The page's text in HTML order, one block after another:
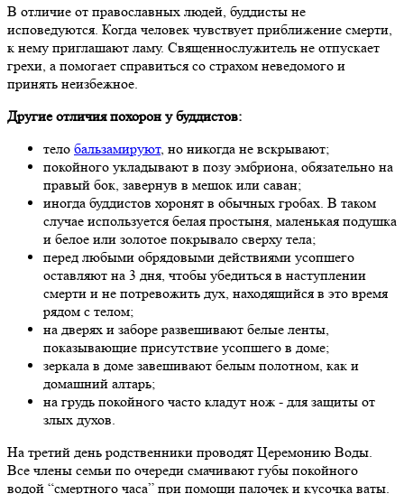
В отличие от православных людей, буддисты не
исповедуются. Когда человек чувствует приближение смерти,
к нему приглашают ламу. Священнослужитель не отпускает
грехи, а помогает справиться со страхом неведомого и
принять неизбежное.
Другие отличия похорон у буддистов:
тело бальзамируют, но никогда не вскрывают;
покойного укладывают в позу эмбриона, обязательно на
правый бок, завернув в мешок или саван;
иногда буддистов хоронят в обычных гробах. В таком
случае используется белая простыня, маленькая подушка
и белое или золотое покрывало сверху тела;
перед любыми обрядовыми действиями усопшего
оставляют на 3 дня, чтобы убедиться в наступлении
смерти и не потревожить дух, находящийся в это время
рядом с телом;
на дверях и заборе развешивают белые ленты,
показывающие присутствие усопшего в доме;
зеркала в доме завешивают белым полотном, как и
домашний алтарь;
на грудь покойного часто кладут нож - для защиты от
злых духов.
На третий день родственники проводят Церемонию Воды.
Все члены семьи по очереди смачивают губы покойного
водой “смертного часа” при помощи палочек и кусочка ваты.